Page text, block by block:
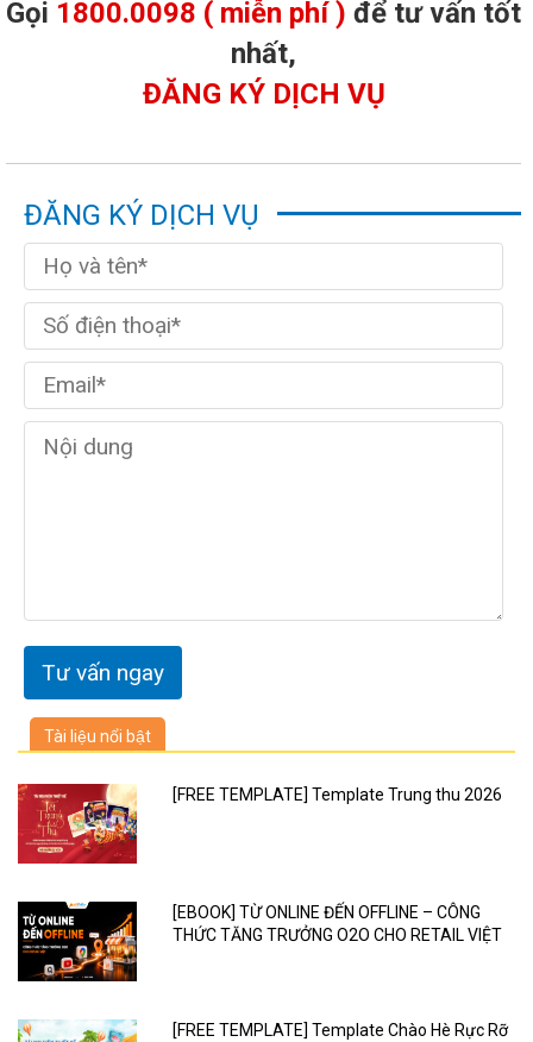
Gọi 1800.0098 ( miễn phí ) để tư vấn tốt
nhất,
ĐĂNG KÝ DỊCH VỤ
ĐĂNG KÝ DỊCH VỤ
Tài liệu nổi bật
[FREE TEMPLATE] Template Trung thu 2026
[EBOOK] TỪ ONLINE ĐẾN OFFLINE – CÔNG
THỨC TĂNG TRƯỞNG O2O CHO RETAIL VIỆT
[FREE TEMPLATE] Template Chào Hè Rực Rỡ